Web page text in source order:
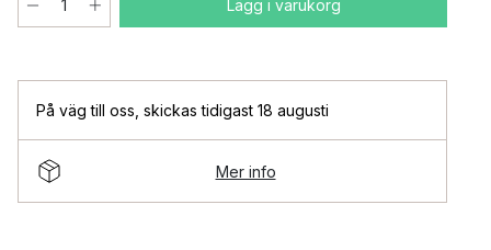
Lägg i varukorg
På väg till oss skickas tidigast 18 augusti
Mer info